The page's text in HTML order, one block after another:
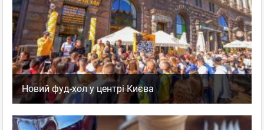
Новий фуд-хол у центрі Києва